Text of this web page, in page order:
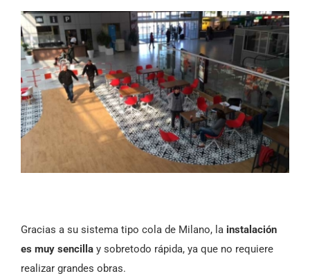
Gracias a su sistema tipo cola de Milano, la instalación
es muy sencilla y sobretodo rápida, ya que no requiere
realizar grandes obras.